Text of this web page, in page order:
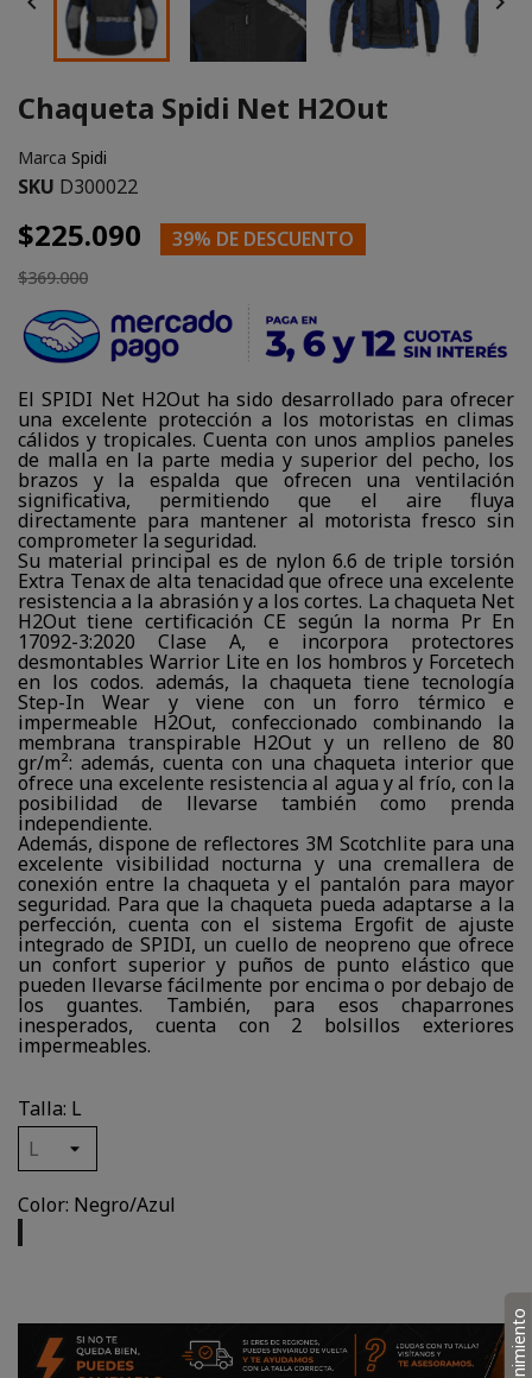
Chaqueta Spidi Net H2Out
Marca Spidi
SKU D300022
$225.090 39% DE DESCUENTO
$369.000
El SPIDI Net H2Out ha sido desarrollado para ofrecer
una excelente protección a los motoristas en climas
cálidos y tropicales. Cuenta con unos amplios paneles
de malla en la parte media y superior del pecho, los
brazos y la espalda que ofrecen una ventilación
significativa, permitiendo que el aire fluya
directamente para mantener al motorista fresco sin
comprometer la seguridad.
Su material principal es de nylon 6.6 de triple torsión
Extra Tenax de alta tenacidad que ofrece una excelente
resistencia a la abrasión y a los cortes. La chaqueta Net
H2Out tiene certificación CE según la norma Pr En
17092-3:2020 Clase A, e incorpora protectores
desmontables Warrior Lite en los hombros y Forcetech
en los codos. además, la chaqueta tiene tecnología
Step-In Wear y viene con un forro térmico e
impermeable H2Out, confeccionado combinando la
membrana transpirable H2Out y un relleno de 80
gr/m²: además, cuenta con una chaqueta interior que
ofrece una excelente resistencia al agua y al frío, con la
posibilidad de llevarse también como prenda
independiente.
Además, dispone de reflectores 3M Scotchlite para una
excelente visibilidad nocturna y una cremallera de
conexión entre la chaqueta y el pantalón para mayor
seguridad. Para que la chaqueta pueda adaptarse a la
perfección, cuenta con el sistema Ergofit de ajuste
integrado de SPIDI, un cuello de neopreno que ofrece
un confort superior y puños de punto elástico que
pueden llevarse fácilmente por encima o por debajo de
los guantes. También, para esos chaparrones
inesperados, cuenta con 2 bolsillos exteriores
impermeables.
Talla: L
Color: Negro/Azul